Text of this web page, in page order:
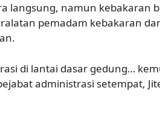
langsung, namun kebakaran
pemadam kebakaran
di lantai dasar gedung…
administrasi setempat,